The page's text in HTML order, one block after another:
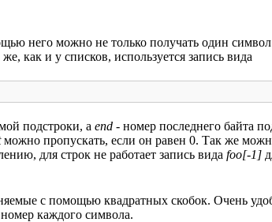
него можно не только получать один символ
как и у списков, используется запись вида
подстроки, а end - номер последнего байта
можно пропускать, если он равен 0. Так же
для строк не работает запись вида foo[-1]
с помощью квадратных скобок. Очень
каждого символа.